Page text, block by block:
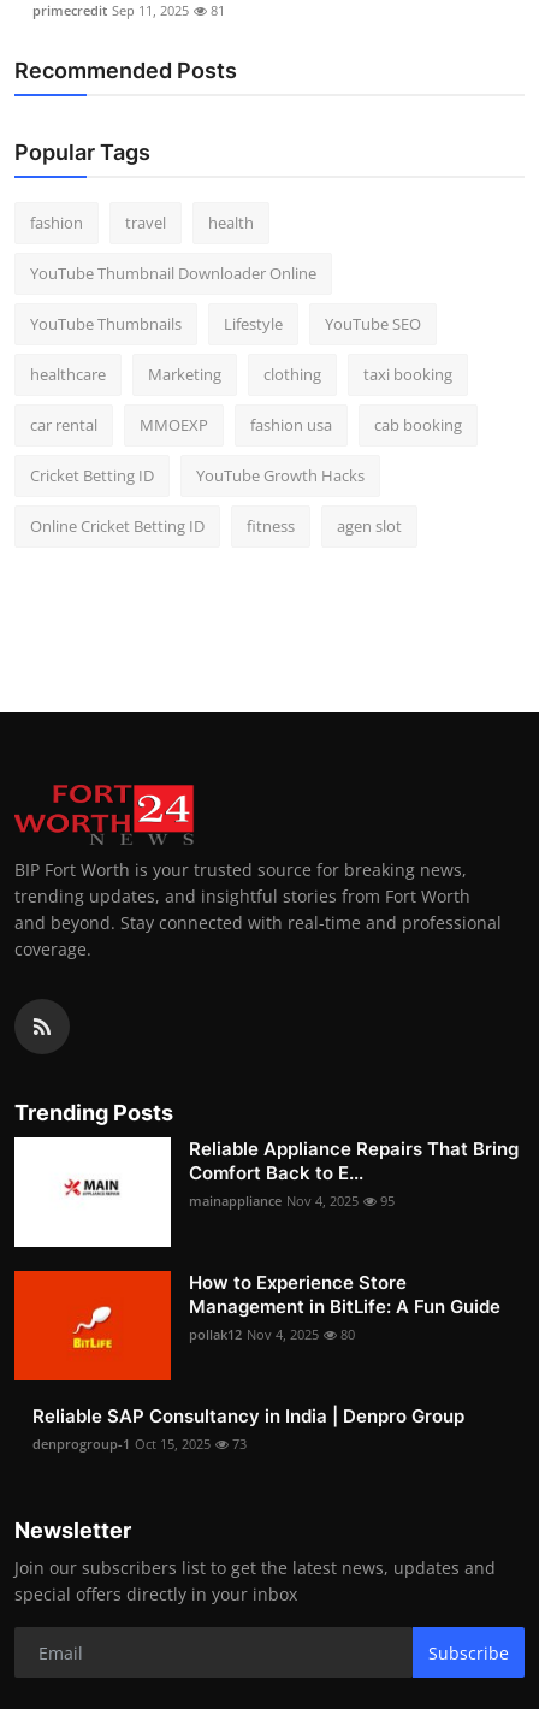
primecredit Sep 11, 2025 81
Recommended Posts
Popular Tags
fashion travel health
YouTube Thumbnail Downloader Online
YouTube Thumbnails Lifestyle YouTube SEO
healthcare Marketing clothing taxi booking
car rental MMOEXP fashion usa cab booking
Cricket Betting ID YouTube Growth Hacks
Online Cricket Betting ID fitness agen slot
BIP Fort Worth is your trusted source for breaking news,
trending updates, and insightful stories from Fort Worth
and beyond. Stay connected with real-time and professional
coverage.
Trending Posts
Reliable Appliance Repairs That Bring
Comfort Back to E...
mainappliance Nov 4, 2025 95
How to Experience Store
Management in BitLife: A Fun Guide
pollak12 Nov 4, 2025 80
Reliable SAP Consultancy in India | Denpro Group
denprogroup-1 Oct 15, 2025 73
Newsletter
Join our subscribers list to get the latest news, updates and
special offers directly in your inbox
Subscribe